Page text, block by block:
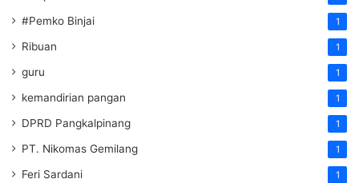
#Pemko Binjai 1
Ribuan 1
guru 1
kemandirian pangan 1
DPRD Pangkalpinang 1
PT. Nikomas Gemilang 1
Feri Sardani 1